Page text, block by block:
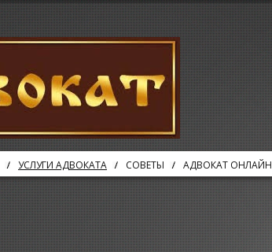
УСЛУГИ АДВОКАТА СОВЕТЫ АДВОКАТ ОНЛАЙН